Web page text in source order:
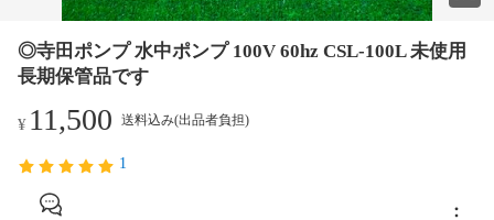
◎寺田ポンプ 水中ポンプ 100V 60hz CSL-100L 未使用
長期保管品です
¥ 11,500 送料込み(出品者負担)
1